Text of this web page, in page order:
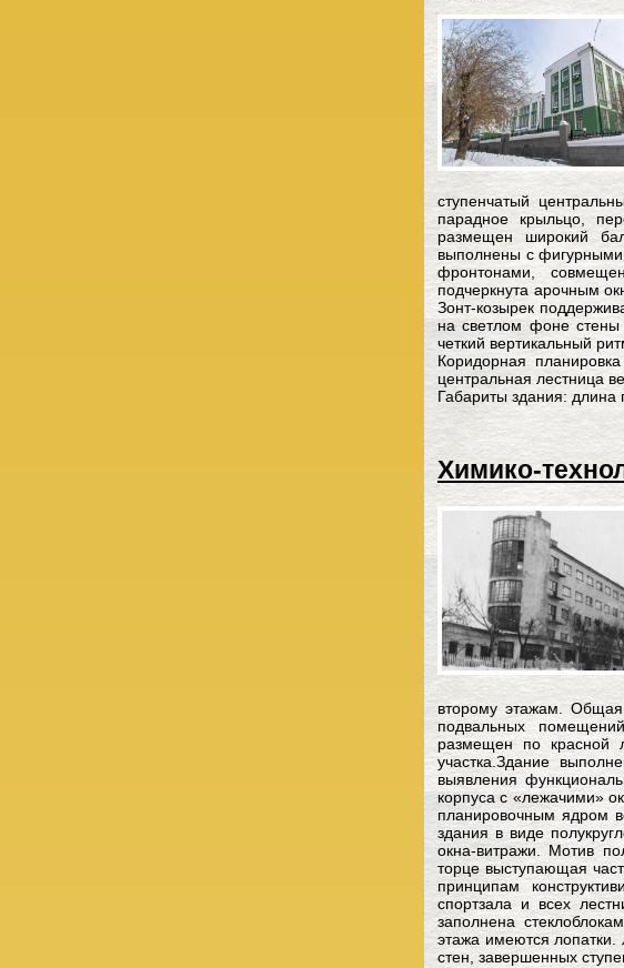
ступенчатый
парадное крыльцо,
размещен широкий
выполнены с
фронтонами,
подчеркнута арочным
Зонт-козырек
на светлом фоне
четкий вертикальный
Коридорная
центральная лестница
Габариты здания:
Химико-
второму этажам. Общая
подвальных
размещен по красной
участка.Здание
выявления
корпуса с «лежачими»
планировочным ядром
здания в виде
окна-витражи. Мотив
торце выступающая
принципам
спортзала и всех
заполнена
этажа имеются лопатки.
стен, завершенных